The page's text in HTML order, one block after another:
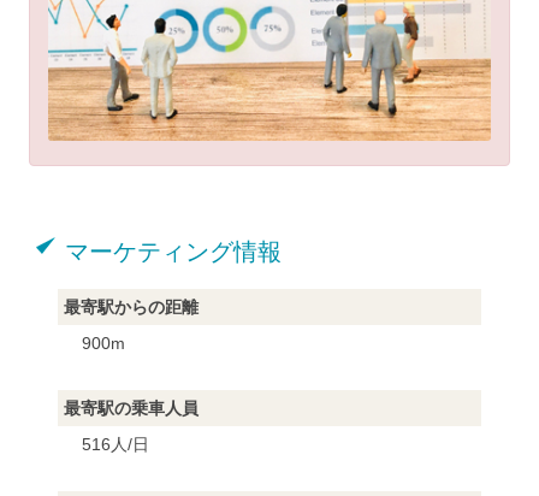
マーケティング情報
最寄駅からの距離
900m
最寄駅の乗車人員
516人/日